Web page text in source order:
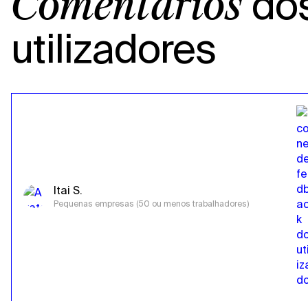
utilizadores
Itai S.
Pequenas empresas (50 ou menos trabalhadores)